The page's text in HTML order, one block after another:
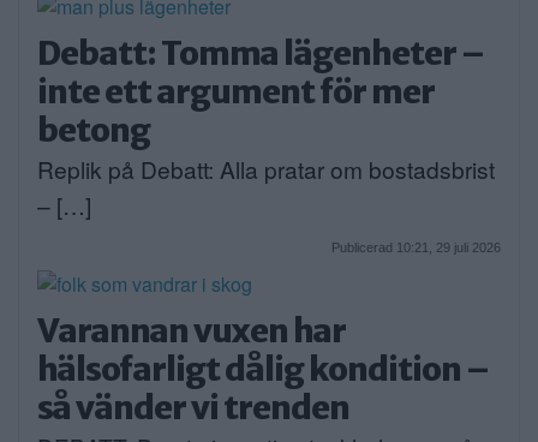
Debatt: Tomma lägenheter –
inte ett argument för mer
betong
Replik på Debatt: Alla pratar om bostadsbrist
– […]
Publicerad 10:21, 29 juli 2026
Varannan vuxen har
hälsofarligt dålig kondition –
så vänder vi trenden